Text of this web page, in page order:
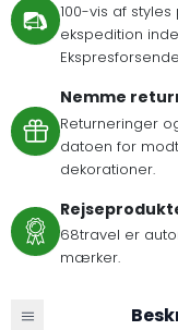
100-vis af
ekspedition
Nemme
Returneringer
datoen for
dekorationer.
68travel er
mærker.